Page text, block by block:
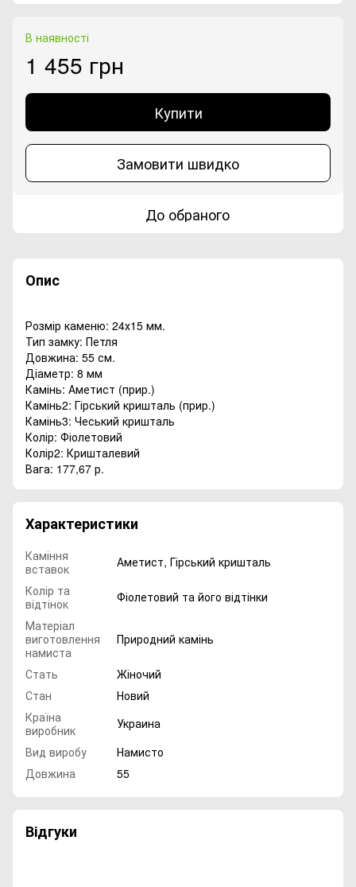
В наявності
1 455 грн
Купити
Замовити швидко
До обраного
Опис
Розмір каменю: 24х15 мм.
Тип замку: Петля
Довжина: 55 см.
Діаметр: 8 мм
Камінь: Аметист (прир.)
Камінь2: Гірський кришталь (прир.)
Камінь3: Чеський кришталь
Колір: Фіолетовий
Колір2: Кришталевий
Вага: 177,67 р.
Характеристики
Каміння
вставок
Аметист, Гірський кришталь
Колір та
відтінок
Фіолетовий та його відтінки
Матеріал
виготовлення
намиста
Природний камінь
Стать
Жіночий
Стан
Новий
Країна
виробник
Украина
Вид виробу
Намисто
Довжина
55
Відгуки